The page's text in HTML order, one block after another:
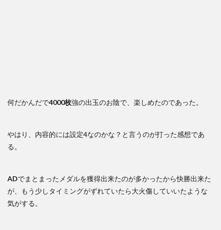
何だかんだで4000枚強の出玉のお陰で、楽しめたのであった。
やはり、内容的には設定4なのかな？と言うのが打った感想であ
る。
ADでまとまったメダルを獲得出来たのが多かったから快勝出来た
が、もう少しタイミングがずれていたら大火傷していいたような
気がする。